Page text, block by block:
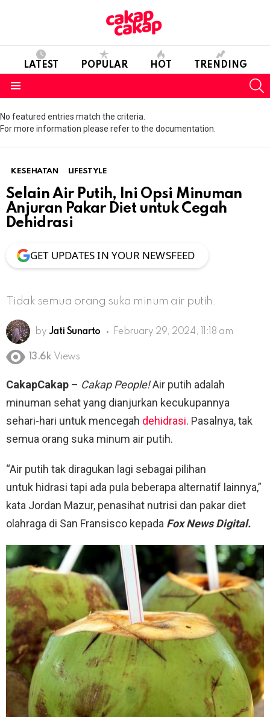
LATEST POPULAR HOT TRENDING
No featured entries match the criteria.
For more information please refer to the documentation.
KESEHATAN LIFESTYLE
Selain Air Putih, Ini Opsi Minuman
Anjuran Pakar Diet untuk Cegah
Dehidrasi
GET UPDATES IN YOUR NEWSFEED
Tidak semua orang suka minum air putih.
by Jati Sunarto February 29, 2024, 11:18 am
13.6k Views
CakapCakap – Cakap People!Air putih adalah
minuman sehat yang dianjurkan kecukupannya
sehari-hari untuk mencegah dehidrasi. Pasalnya, tak
semua orang suka minum air putih.
“Air putih tak diragukan lagi sebagai pilihan
untuk hidrasi tapi ada pula beberapa alternatif lainnya,”
kata Jordan Mazur, penasihat nutrisi dan pakar diet
olahraga di San Fransisco kepada Fox News Digital.